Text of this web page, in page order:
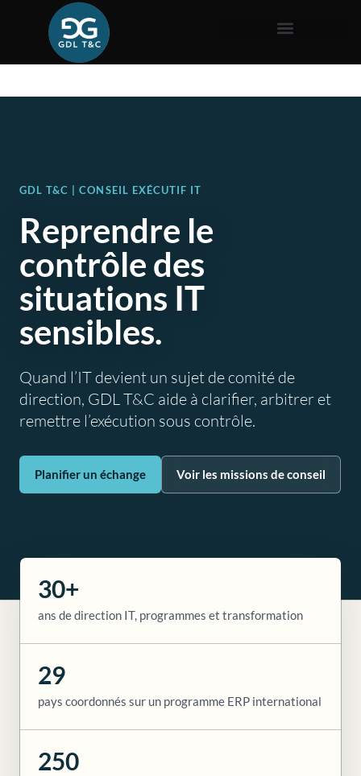
GDL T&C | CONSEIL EXÉCUTIF IT
Reprendre le
contrôle des
situations IT
sensibles.
Quand l’IT devient un sujet de comité de
direction, GDL T&C aide à clarifier, arbitrer et
remettre l’exécution sous contrôle.
Planifier un échange Voir les missions de conseil
30+
ans de direction IT, programmes et transformation
29
pays coordonnés sur un programme ERP international
250